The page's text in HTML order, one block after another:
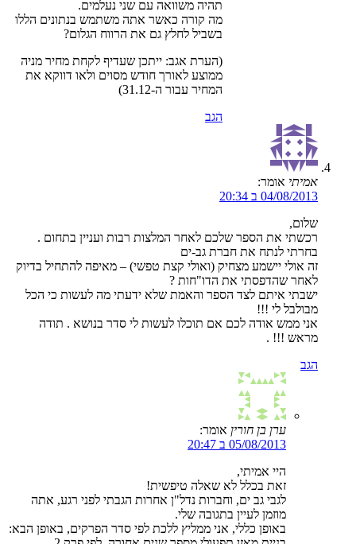
תהיה משוואה עם שני נעלמים.
מה קורה כאשר אתה משתמש בנתונים הללו
בשביל לחלץ גם את הרווח הגלום?
(הערת אגב: ייתכן שעדיף לקחת מחיר מניה
ממוצע לאורך חודש מסוים ולאו דווקא את
המחיר עבור ה-31.12)
הגב
אמיתי אומר:
04/08/2013 ב 20:34
שלום,
רכשתי את הספר שלכם לאחר המלצות רבות ועניין בתחום .
בחרתי לנתח את חברת גב-ים
זה אולי יישמע מצחיק (ואולי קצת טפשי) – מאיפה להתחיל בדיוק
לאחר שהדפסתי את הדו"חות ?
ישבתי איתם לצד הספר והאמת שלא ידעתי מה לעשות כי הכל
מבולבל לי !!!
אני ממש אודה לכם אם תוכלו לעשות לי סדר בנושא . תודה
מראש !!! .
הגב
ערן בן חורין אומר:
05/08/2013 ב 20:47
היי אמיתי,
זאת בכלל לא שאלה טיפשית!
לגבי גב ים, וחברות נדל"ן אחרות הגבתי לפני רגע, אתה
מוזמן לעיין בתגובה שלי.
באופן כללי, אני ממליץ ללכת לפי סדר הפרקים, באופן הבא: